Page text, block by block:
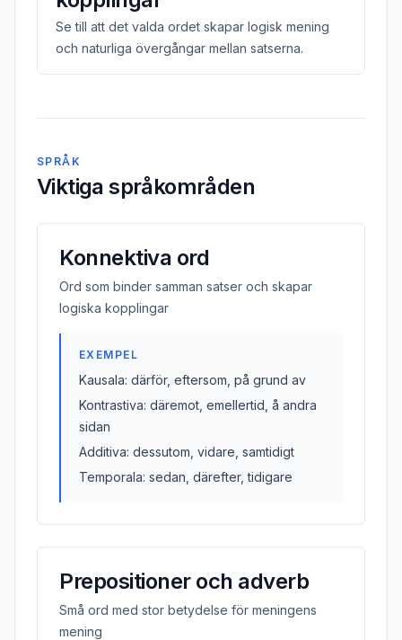
Se till att det valda ordet skapar logisk mening
och naturliga övergångar mellan satserna.
SPRÅK
Viktiga språkområden
Konnektiva ord
Ord som binder samman satser och skapar
logiska kopplingar
EXEMPEL
Kausala: därför, eftersom, på grund av
Kontrastiva: däremot, emellertid, å andra
sidan
Additiva: dessutom, vidare, samtidigt
Temporala: sedan, därefter, tidigare
Prepositioner och adverb
Små ord med stor betydelse för meningens
mening